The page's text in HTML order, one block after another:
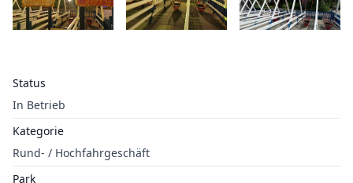
Status
In Betrieb
Kategorie
Rund- / Hochfahrgeschäft
Park